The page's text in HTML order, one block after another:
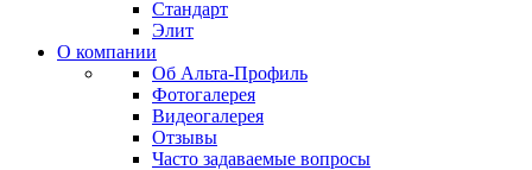
Стандарт
Элит
О компании
Об Альта-Профиль
Фотогалерея
Видеогалерея
Отзывы
Часто задаваемые вопросы